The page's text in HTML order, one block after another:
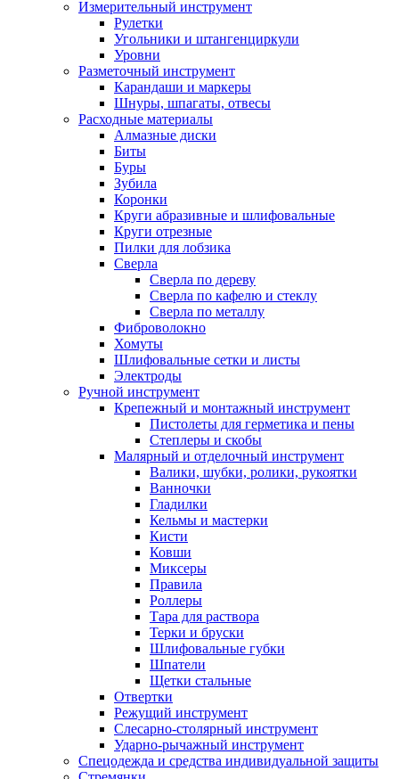
Измерительный инструмент
Рулетки
Угольники и штангенциркули
Уровни
Разметочный инструмент
Карандаши и маркеры
Шнуры, шпагаты, отвесы
Расходные материалы
Алмазные диски
Биты
Буры
Зубила
Коронки
Круги абразивные и шлифовальные
Круги отрезные
Пилки для лобзика
Сверла
Сверла по дереву
Сверла по кафелю и стеклу
Сверла по металлу
Фиброволокно
Хомуты
Шлифовальные сетки и листы
Электроды
Ручной инструмент
Крепежный и монтажный инструмент
Пистолеты для герметика и пены
Степлеры и скобы
Малярный и отделочный инструмент
Валики, шубки, ролики, рукоятки
Ванночки
Гладилки
Кельмы и мастерки
Кисти
Ковши
Миксеры
Правила
Роллеры
Тара для раствора
Терки и бруски
Шлифовальные губки
Шпатели
Щетки стальные
Отвертки
Режущий инструмент
Слесарно-столярный инструмент
Ударно-рычажный инструмент
Спецодежда и средства индивидуальной защиты